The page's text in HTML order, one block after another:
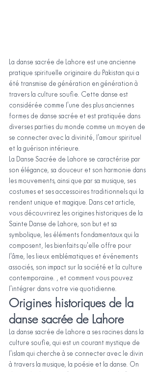
La danse sacrée de Lahore est une ancienne
pratique spirituelle originaire du Pakistan qui a
été transmise de génération en génération à
travers la culture soufie. Cette danse est
considérée comme l'une des plus anciennes
formes de danse sacrée et est pratiquée dans
diverses parties du monde comme un moyen de
se connecter avec la divinité, l'amour spirituel
et la guérison intérieure.
La Danse Sacrée de Lahore se caractérise par
son élégance, sa douceur et son harmonie dans
les mouvements, ainsi que par sa musique, ses
costumes et ses accessoires traditionnels qui la
rendent unique et magique. Dans cet article,
vous découvrirez les origines historiques de la
Sainte Danse de Lahore, son but et sa
symbolique, les éléments fondamentaux qui la
composent, les bienfaits qu'elle offre pour
l'âme, les lieux emblématiques et événements
associés, son impact sur la société et la culture
contemporaine. , et comment vous pouvez
l'intégrer dans votre vie quotidienne.
Origines historiques de la
danse sacrée de Lahore
La danse sacrée de Lahore a ses racines dans la
culture soufie, qui est un courant mystique de
l'islam qui cherche à se connecter avec le divin
à travers la musique, la poésie et la danse. On